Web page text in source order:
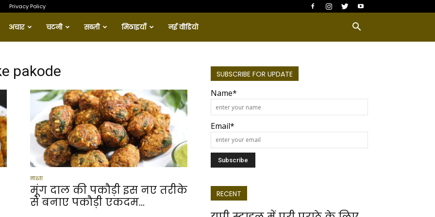
Privacy Policy
अचार चटनी सब्ज़ी मिठाइयाँ नई वीडियो
pakode
नाश्ता
मूंग दाल की पकौड़ी इस नए तरीके
से बनाए पकौड़ी एकदम...
SUBSCRIBE FOR UPDATE
Name*
Email*
RECENT